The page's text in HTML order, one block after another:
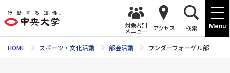
Menu
対象者別
メニュー アクセス 検索
HOME スポーツ・文化活動 部会活動 ワンダーフォーゲル部